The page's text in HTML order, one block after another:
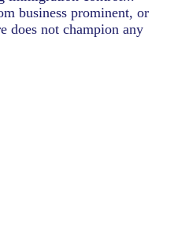
business prominent, or
does not champion any